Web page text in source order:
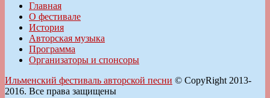
Главная
О фестивале
История
Авторская музыка
Программа
Организаторы и спонсоры
Ильменский фестиваль авторской песни © CopyRight 2013-
2016. Все права защищены